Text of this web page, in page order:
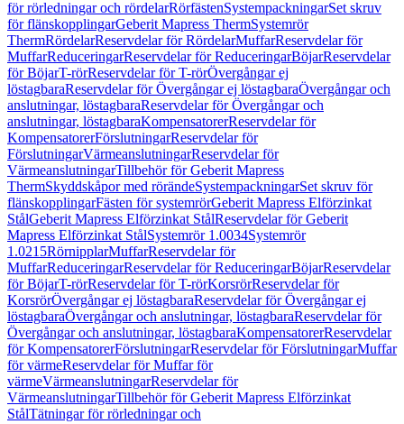
för rörledningar och rördelarRörfästenSystempackningarSet skruv
för flänskopplingarGeberit Mapress ThermSystemrör
ThermRördelarReservdelar för RördelarMuffarReservdelar för
MuffarReduceringarReservdelar för ReduceringarBöjarReservdelar
för BöjarT-rörReservdelar för T-rörÖvergångar ej
löstagbaraReservdelar för Övergångar ej löstagbaraÖvergångar och
anslutningar, löstagbaraReservdelar för Övergångar och
anslutningar, löstagbaraKompensatorerReservdelar för
KompensatorerFörslutningarReservdelar för
FörslutningarVärmeanslutningarReservdelar för
VärmeanslutningarTillbehör för Geberit Mapress
ThermSkyddskåpor med rörändeSystempackningarSet skruv för
flänskopplingarFästen för systemrörGeberit Mapress Elförzinkat
StålGeberit Mapress Elförzinkat StålReservdelar för Geberit
Mapress Elförzinkat StålSystemrör 1.0034Systemrör
1.0215RörnipplarMuffarReservdelar för
MuffarReduceringarReservdelar för ReduceringarBöjarReservdelar
för BöjarT-rörReservdelar för T-rörKorsrörReservdelar för
KorsrörÖvergångar ej löstagbaraReservdelar för Övergångar ej
löstagbaraÖvergångar och anslutningar, löstagbaraReservdelar för
Övergångar och anslutningar, löstagbaraKompensatorerReservdelar
för KompensatorerFörslutningarReservdelar för FörslutningarMuffar
för värmeReservdelar för Muffar för
värmeVärmeanslutningarReservdelar för
VärmeanslutningarTillbehör för Geberit Mapress Elförzinkat
StålTätningar för rörledningar och